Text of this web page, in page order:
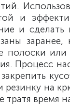
и
и
полоски
Процесс
резинку на
тратя время